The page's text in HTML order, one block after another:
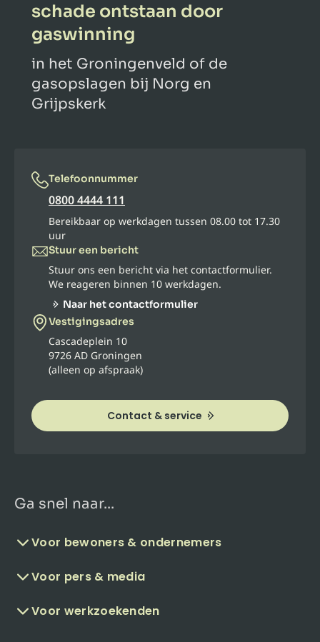
schade ontstaan door
gaswinning
in het Groningenveld of de
gasopslagen bij Norg en
Grijpskerk
Telefoonnummer
0800 4444 111
Bereikbaar op werkdagen tussen 08.00 tot 17.30
uur
Stuur een bericht
Stuur ons een bericht via het contactformulier.
We reageren binnen 10 werkdagen.
Naar het contactformulier
Vestigingsadres
Cascadeplein 10
9726 AD Groningen
(alleen op afspraak)
Contact & service
Ga snel naar...
Voor bewoners & ondernemers
Voor pers & media
Voor werkzoekenden